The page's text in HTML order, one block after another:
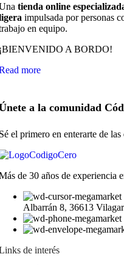
tienda online
impulsada por personas
en equipo.
A BORDO!
more
a la comunidad
el primero en enterarte de
de 30 años de experiencia
Albarrán 8, 36613
de interés